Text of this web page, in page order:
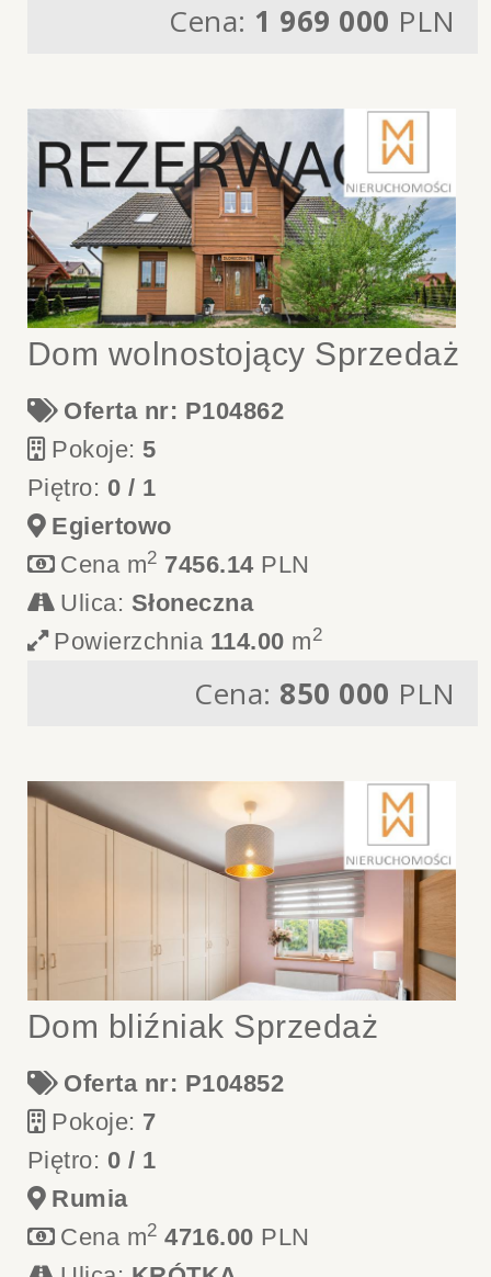
Cena: 1 969 000 PLN
Dom wolnostojący Sprzedaż
Oferta nr: P104862
Pokoje:5
Piętro: 0 / 1
Egiertowo
Cena m2 7456.14 PLN
Ulica: Słoneczna
Powierzchnia 114.00 m2
Cena: 850 000 PLN
Dom bliźniak Sprzedaż
Oferta nr: P104852
Pokoje: 7
Piętro: 0 / 1
Rumia
Cena m2 4716.00 PLN